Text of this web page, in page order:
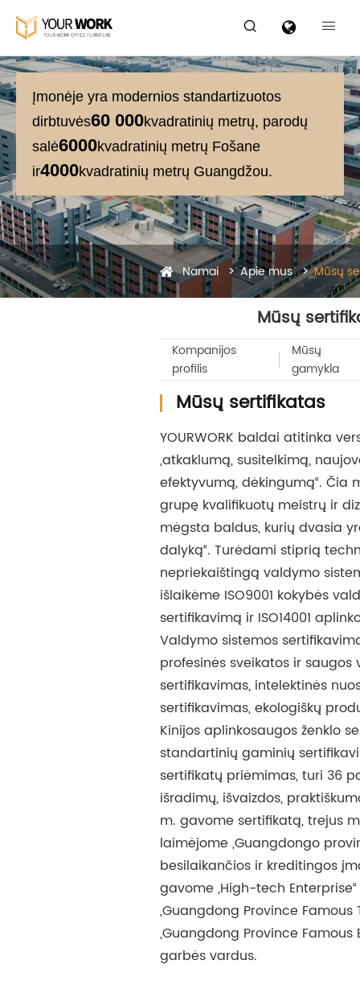
 
Įmonėje yra modernios standartizuotos
dirbtuvės60 000kvadratinių metrų, parodų
salė6000kvadratinių metrų Fošane
ir4000kvadratinių metrų Guangdžou.
Namai Apie mus Mūsų
Mūsų
Kompanijos
profilis
Mūsų
gamykla
Mūsų sertifikatas
YOURWORK baldai atitinka
„atkaklumą, susitelkimą,
efektyvumą, dėkingumą“. Čia
grupę kvalifikuotų meistrų ir
mėgsta baldus, kurių dvasia
dalyką“. Turėdami stiprią
nepriekaištingą valdymo
išlaikėme ISO9001 kokybės
sertifikavimą ir ISO14001
Valdymo sistemos
profesinės sveikatos ir saugos
sertifikavimas, intelektinės
sertifikavimas, ekologiškų
Kinijos aplinkosaugos ženklo
standartinių gaminių
sertifikatų priėmimas, turi 36
išradimų, išvaizdos,
m. gavome sertifikatą, trejus
laimėjome „Guangdongo
besilaikančios ir kreditingos
gavome „High-tech
„Guangdong Province Famous
„Guangdong Province Famous
garbės vardus.